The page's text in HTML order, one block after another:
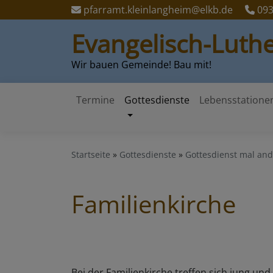
zum
pfarramt.kleinlangheim@elkb.de
Evangelisch-
Wir bauen Gemeinde! Bau mit!
Hauptnavigation
Termine Gottesdienste
Startseite Gottesdienste Gottesdienst mal
Familienkirche